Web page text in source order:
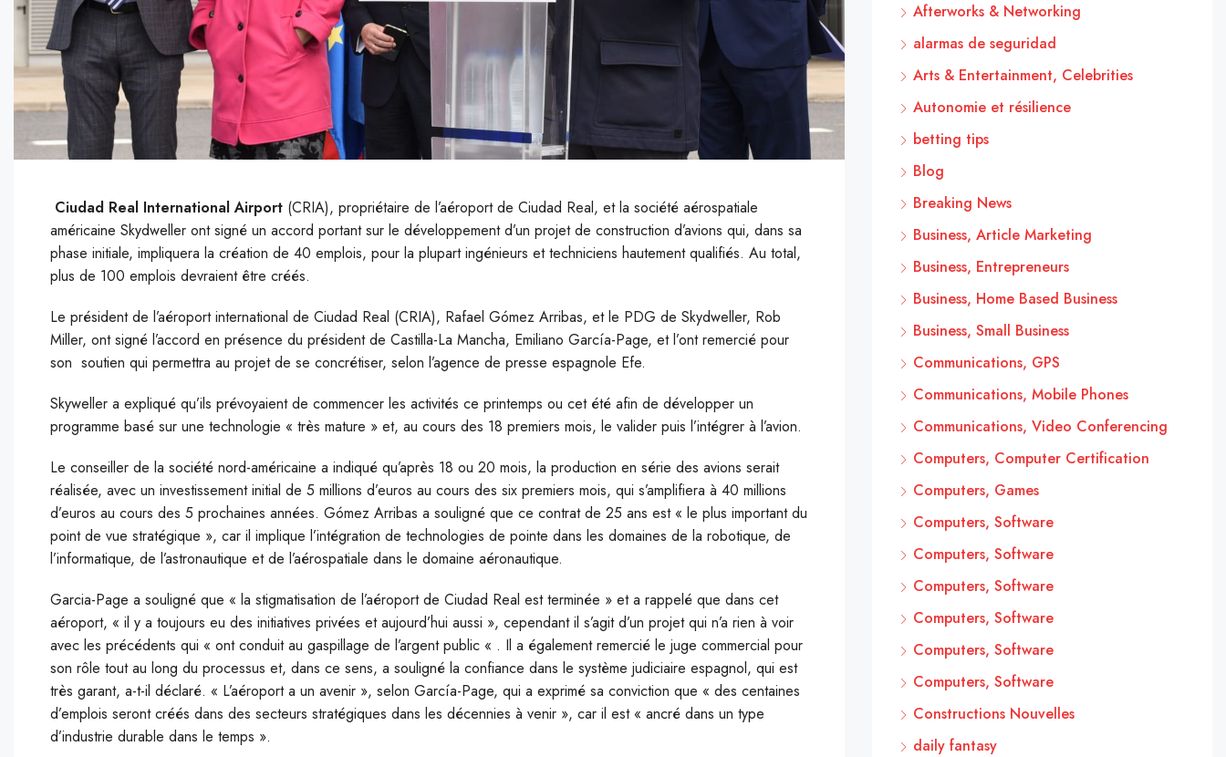
Ciudad Real International Airport (CRIA), propriétaire de l’aéroport de Ciudad Real, et la société aérospatiale
américaine Skydweller ont signé un accord portant sur le développement d’un projet de construction d’avions qui, dans sa
phase initiale, impliquera la création de 40 emplois, pour la plupart ingénieurs et techniciens hautement qualifiés. Au total,
plus de 100 emplois devraient être créés.
Le président de l’aéroport international de Ciudad Real (CRIA), Rafael Gómez Arribas, et le PDG de Skydweller, Rob
Miller, ont signé l’accord en présence du président de Castilla-La Mancha, Emiliano García-Page, et l’ont remercié pour
son soutien qui permettra au projet de se concrétiser, selon l’agence de presse espagnole Efe.
Skyweller a expliqué qu’ils prévoyaient de commencer les activités ce printemps ou cet été afin de développer un
programme basé sur une technologie « très mature » et, au cours des 18 premiers mois, le valider puis l’intégrer à l’avion.
Le conseiller de la société nord-américaine a indiqué qu’après 18 ou 20 mois, la production en série des avions serait
réalisée, avec un investissement initial de 5 millions d’euros au cours des six premiers mois, qui s’amplifiera à 40 millions
d’euros au cours des 5 prochaines années. Gómez Arribas a souligné que ce contrat de 25 ans est « le plus important du
point de vue stratégique », car il implique l’intégration de technologies de pointe dans les domaines de la robotique, de
l’informatique, de l’astronautique et de l’aérospatiale dans le domaine aéronautique.
Garcia-Page a souligné que « la stigmatisation de l’aéroport de Ciudad Real est terminée » et a rappelé que dans cet
aéroport, « il y a toujours eu des initiatives privées et aujourd’hui aussi », cependant il s’agit d’un projet qui n’a rien à voir
avec les précédents qui « ont conduit au gaspillage de l’argent public « . Il a également remercié le juge commercial pour
son rôle tout au long du processus et, dans ce sens, a souligné la confiance dans le système judiciaire espagnol, qui est
très garant, a-t-il déclaré. « L’aéroport a un avenir », selon García-Page, qui a exprimé sa conviction que « des centaines
d’emplois seront créés dans des secteurs stratégiques dans les décennies à venir », car il est « ancré dans un type
d’industrie durable dans le temps ».
Afterworks & Networking
alarmas de seguridad
Arts & Entertainment, Celebrities
Autonomie et résilience
betting tips
Blog
Breaking News
Business, Article Marketing
Business, Entrepreneurs
Business, Home Based Business
Business, Small Business
Communications, GPS
Communications, Mobile Phones
Communications, Video Conferencing
Computers, Computer Certification
Computers, Games
Computers, Software
Computers, Software
Computers, Software
Computers, Software
Computers, Software
Computers, Software
Constructions Nouvelles
daily fantasy